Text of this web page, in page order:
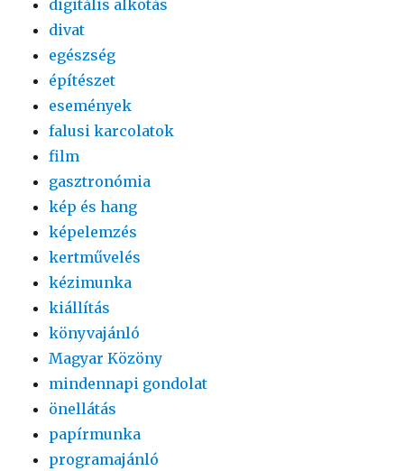
digitális alkotás
divat
egészség
építészet
események
falusi karcolatok
film
gasztronómia
kép és hang
képelemzés
kertművelés
kézimunka
kiállítás
könyvajánló
Magyar Közöny
mindennapi gondolat
önellátás
papírmunka
programajánló